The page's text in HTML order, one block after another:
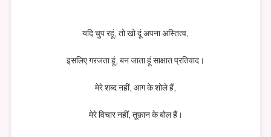
यदि चुप रहूं, तो खो दूं अपना अस्तित्व,
इसलिए गरजता हूं, बन जाता हूं साक्षात प्रतिवाद।
मेरे शब्द नहीं, आग के शोले हैं,
मेरे विचार नहीं, तूफ़ान के बोल हैं।